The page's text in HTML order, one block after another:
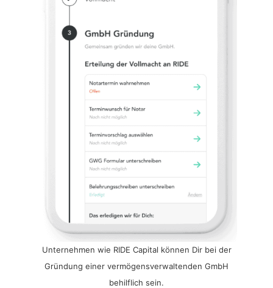
Unternehmen wie RIDE Capital können Dir bei der
Gründung einer vermögensverwaltenden GmbH
behilflich sein.